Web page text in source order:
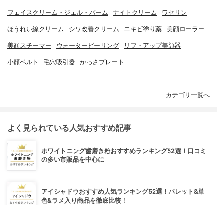
フェイスクリーム・ジェル・バーム ナイトクリーム ワセリン
ほうれい線クリーム シワ改善クリーム ニキビ塗り薬 美顔ローラー
美顔スチーマー ウォーターピーリング リフトアップ美顔器
小顔ベルト 毛穴吸引器 かっさプレート
カテゴリ一覧へ
よく見られている人気おすすめ記事
ホワイトニング歯磨き粉おすすめランキング52選！口コミ
の多い市販品を中心に
アイシャドウおすすめ人気ランキング52選！パレット&単
色&ラメ入り商品を徹底比較！